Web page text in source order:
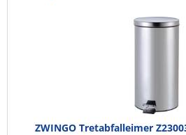
ZWINGO Tretabfalleimer